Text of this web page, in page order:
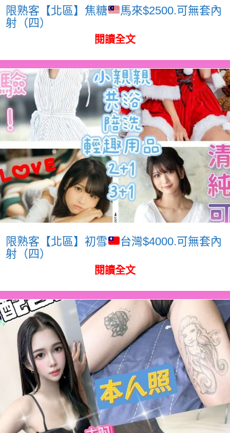
限熟客【北區】焦糖
馬來$2500.可無套內
射（四）
閱讀全文
限熟客【北區】初雪
台灣$4000.可無套內
射（四）
閱讀全文